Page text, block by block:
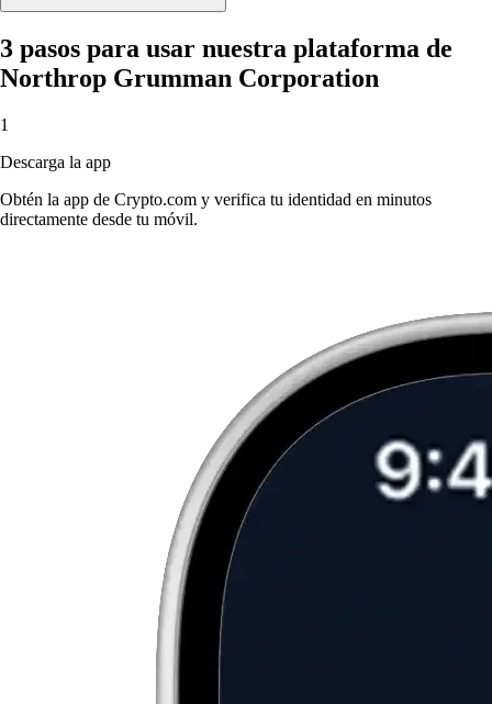
3 pasos para usar nuestra plataforma de
Northrop Grumman Corporation
1
Descarga la app
Obtén la app de Crypto.com y verifica tu identidad en minutos
directamente desde tu móvil.